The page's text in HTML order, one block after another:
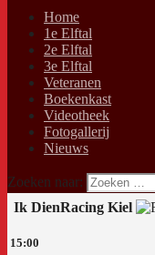
Home
1e Elftal
2e Elftal
3e Elftal
Veteranen
Boekenkast
Videotheek
Fotogallerij
Nieuws
Zoeken naar:
Ik DienRacing Kiel
15:00